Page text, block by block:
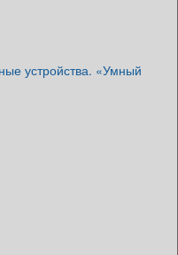
устройства. «Умный